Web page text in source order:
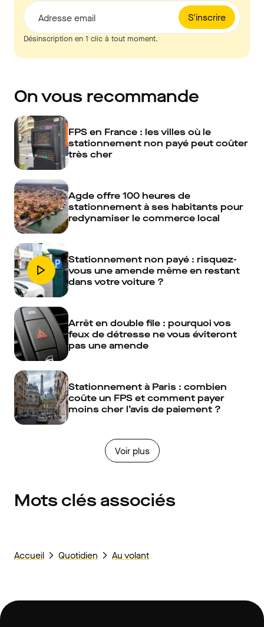
S'inscrire
Adresse email
Désinscription en 1 clic à tout moment.
On vous recommande
FPS en France : les villes où le
stationnement non payé peut coûter
très cher
Agde offre 100 heures de
stationnement à ses habitants pour
redynamiser le commerce local
Stationnement non payé : risquez-
vous une amende même en restant
dans votre voiture ?
Arrêt en double file : pourquoi vos
feux de détresse ne vous éviteront
pas une amende
Stationnement à Paris : combien
coûte un FPS et comment payer
moins cher l’avis de paiement ?
Voir plus
Mots clés associés
Accueil Quotidien Au volant